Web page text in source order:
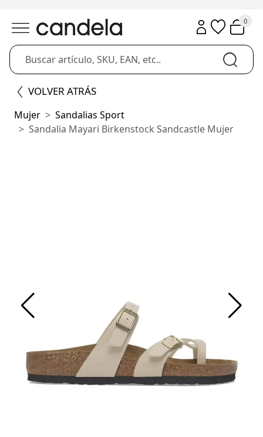
0
VOLVER ATRÁS
Mujer
Sandalias Sport
Sandalia Mayari Birkenstock Sandcastle Mujer